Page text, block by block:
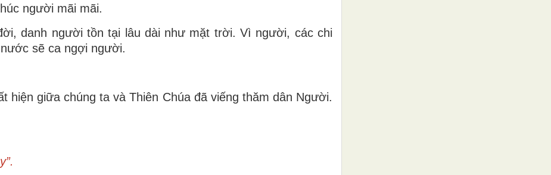
người mãi mãi.
danh người tồn tại lâu dài như mặt trời. Vì người, các chi
sẽ ca ngợi người.
hiện giữa chúng ta và Thiên Chúa đã viếng thăm dân Người.